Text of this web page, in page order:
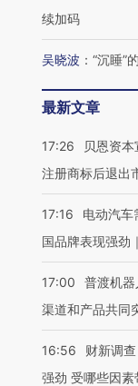
续加码
吴晓波 ： “沉睡”
最新文章
17:26
贝恩资
注册商标后退出
17:16
电动汽车
国品牌表现强劲
17:00
普渡机器
渠道和产品共同
16:56
财新调
强劲 受哪些因素